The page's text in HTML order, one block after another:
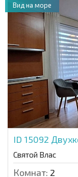
ID 15092
Святой Влас
Комнат: 2
Вид на море